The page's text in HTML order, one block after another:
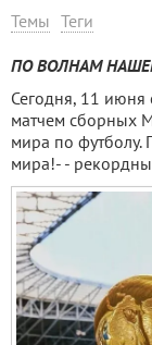
Темы Теги
ПО ВОЛНАМ
Сегодня, 11 июня
матчем сборных
мира по футболу.
мира!- -